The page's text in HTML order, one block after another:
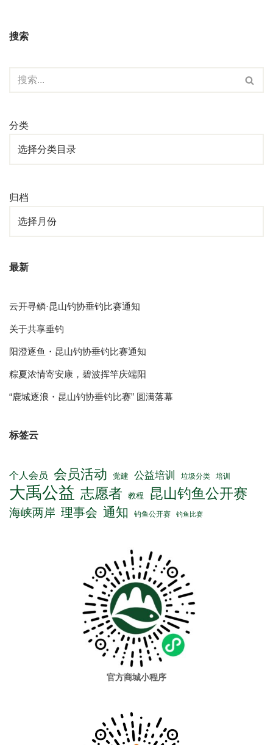
搜索
分类
归档
最新
云开寻鳞·昆山钓协垂钓比赛通知
关于共享垂钓
阳澄逐鱼・昆山钓协垂钓比赛通知
粽夏浓情寄安康，碧波挥竿庆端阳
“鹿城逐浪・昆山钓协垂钓比赛” 圆满落幕
标签云
个人会员 会员活动 党建 公益培训 垃圾分类 培训
大禹公益 志愿者 教程 昆山钓鱼公开赛
海峡两岸 理事会 通知 钓鱼公开赛 钓鱼比赛
官方商城小程序